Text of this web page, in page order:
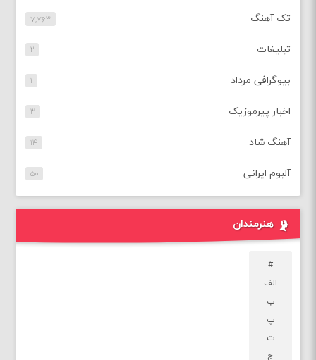
تک آهنگ ۷,۷۶۳
تبلیغات ۲
بیوگرافی مرداد ۱
اخبار پیرموزیک ۳
آهنگ شاد ۱۴
آلبوم ایرانی ۵۰
هنرمندان
#
الف
ب
پ
ت
ج